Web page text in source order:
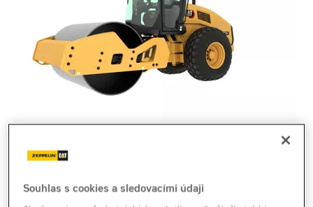
Souhlas s cookies a sledovacími údaji